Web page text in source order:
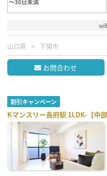
山口県 下関市
お問合わせ
割引キャンペーン
Kマンスリー長府駅 1LDK-【中